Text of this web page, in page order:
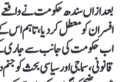
بعد ازاں سندھ حکومت نے
افسران کو معطل کر دیا، تاہم اس
اب حکومت کی جانب سے جاری
قانونی، سماجی اور سیاسی بحث